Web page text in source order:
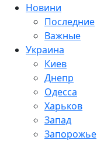
Новини
Последние
Важные
Украина
Киев
Днепр
Одесса
Харьков
Запад
Запорожье